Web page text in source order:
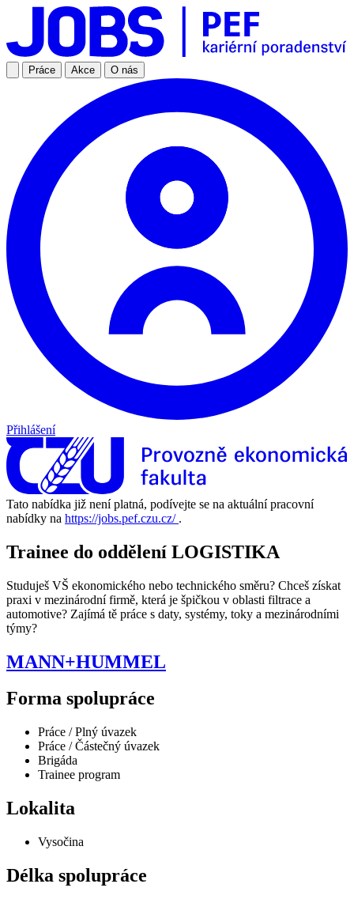
Práce Akce O nás
Přihlášení
Tato nabídka již není platná, podívejte se na aktuální pracovní
nabídky na https://jobs.pef.czu.cz/ .
Trainee do oddělení LOGISTIKA
Studuješ VŠ ekonomického nebo technického směru? Chceš získat
praxi v mezinárodní firmě, která je špičkou v oblasti filtrace a
automotive? Zajímá tě práce s daty, systémy, toky a mezinárodními
týmy?
MANN+HUMMEL
Forma spolupráce
Práce / Plný úvazek
Práce / Částečný úvazek
Brigáda
Trainee program
Lokalita
Vysočina
Délka spolupráce